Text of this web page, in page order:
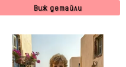
Виж детайли